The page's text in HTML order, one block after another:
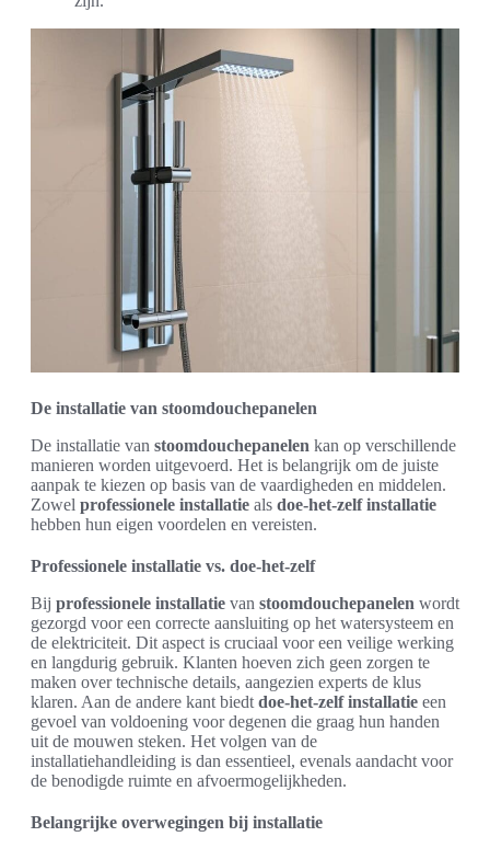
De installatie van stoomdouchepanelen
De installatie van stoomdouchepanelen kan op verschillende
manieren worden uitgevoerd. Het is belangrijk om de juiste
aanpak te kiezen op basis van de vaardigheden en middelen.
Zowel professionele installatie als doe-het-zelf installatie
hebben hun eigen voordelen en vereisten.
Professionele installatie vs. doe-het-zelf
Bij professionele installatie van stoomdouchepanelen wordt
gezorgd voor een correcte aansluiting op het watersysteem en
de elektriciteit. Dit aspect is cruciaal voor een veilige werking
en langdurig gebruik. Klanten hoeven zich geen zorgen te
maken over technische details, aangezien experts de klus
klaren. Aan de andere kant biedt doe-het-zelf installatie een
gevoel van voldoening voor degenen die graag hun handen
uit de mouwen steken. Het volgen van de
installatiehandleiding is dan essentieel, evenals aandacht voor
de benodigde ruimte en afvoermogelijkheden.
Belangrijke overwegingen bij installatie